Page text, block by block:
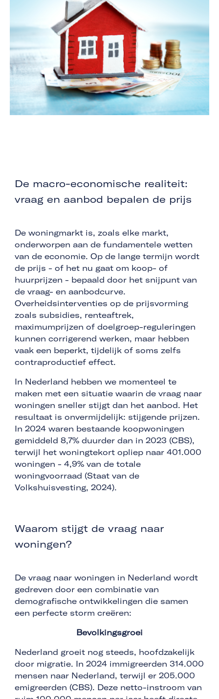
De macro-economische realiteit:
vraag en aanbod bepalen de prijs
De woningmarkt is, zoals elke markt,
onderworpen aan de fundamentele wetten
van de economie. Op de lange termijn wordt
de prijs - of het nu gaat om koop- of
huurprijzen - bepaald door het snijpunt van
de vraag- en aanbodcurve.
Overheidsinterventies op de prijsvorming
zoals subsidies, renteaftrek,
maximumprijzen of doelgroep-reguleringen
kunnen corrigerend werken, maar hebben
vaak een beperkt, tijdelijk of soms zelfs
contraproductief effect.
In Nederland hebben we momenteel te
maken met een situatie waarin de vraag naar
woningen sneller stijgt dan het aanbod. Het
resultaat is onvermijdelijk: stijgende prijzen.
In 2024 waren bestaande koopwoningen
gemiddeld 8,7% duurder dan in 2023 (CBS),
terwijl het woningtekort opliep naar 401.000
woningen - 4,9% van de totale
woningvoorraad (Staat van de
Volkshuisvesting, 2024).
Waarom stijgt de vraag naar
woningen?
De vraag naar woningen in Nederland wordt
gedreven door een combinatie van
demografische ontwikkelingen die samen
een perfecte storm creëren:
Bevolkingsgroei
Nederland groeit nog steeds, hoofdzakelijk
door migratie. In 2024 immigreerden 314.000
mensen naar Nederland, terwijl er 205.000
emigreerden (CBS). Deze netto-instroom van